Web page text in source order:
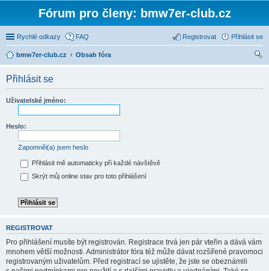
Fórum pro členy: bmw7er-club.cz
Rychlé odkazy FAQ Přihlásit se
Registrovat
bmw7er-club.cz
Obsah fóra
Přihlásit se
Uživatelské jméno:
Heslo:
Zapomněl(a) jsem heslo
Přihlásit mě automaticky při každé návštěvě
Skrýt můj online stav pro toto přihlášení
REGISTROVAT
Pro přihlášení musíte být registrován. Registrace trvá jen pár vteřin a dává vám
mnohem větší možnosti. Administrátor fóra též může dávat rozšířené pravomoci
registrovaným uživatelům. Před registrací se ujistěte, že jste se obeznámili